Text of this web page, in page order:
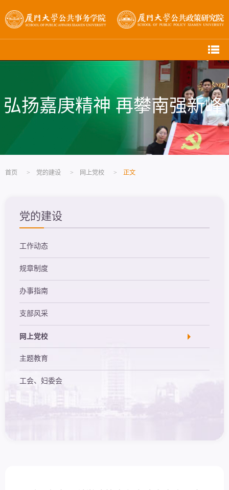
弘扬嘉庚精神 再攀南强新峰
首页 > 党的建设 > 网上党校 > 正文
党的建设
工作动态
规章制度
办事指南
支部风采
网上党校
主题教育
工会、妇委会